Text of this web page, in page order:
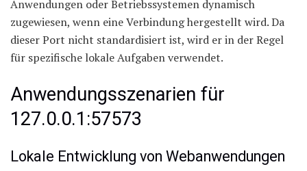
Anwendungen oder Betriebssystemen dynamisch
zugewiesen, wenn eine Verbindung hergestellt wird. Da
dieser Port nicht standardisiert ist, wird er in der Regel
für spezifische lokale Aufgaben verwendet.
Anwendungsszenarien für
127.0.0.1:57573
Lokale Entwicklung von Webanwendungen